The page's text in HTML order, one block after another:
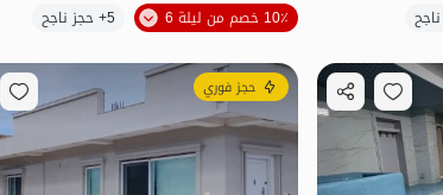
منظر جميل الفخامة والرفاهية
10٪ خصم من ليلة 6
5+ حجز ناجح
حجز فوري